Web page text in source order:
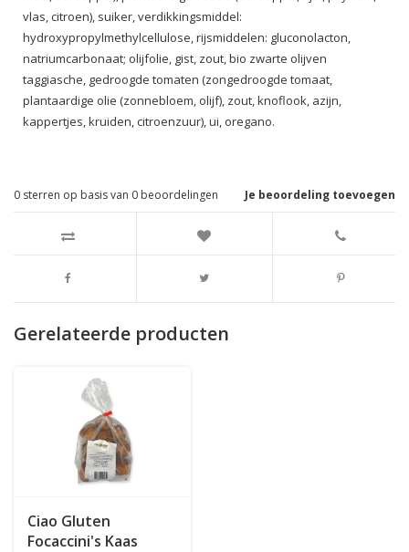
vlas, citroen), suiker, verdikkingsmiddel:
hydroxypropylmethylcellulose, rijsmiddelen: gluconolacton,
natriumcarbonaat; olijfolie, gist, zout, bio zwarte olijven
taggiasche, gedroogde tomaten (zongedroogde tomaat,
plantaardige olie (zonnebloem, olijf), zout, knoflook, azijn,
kappertjes, kruiden, citroenzuur), ui, oregano.
Je beoordeling toevoegen
0 sterren op basis van 0 beoordelingen
Gerelateerde producten
Ciao Gluten
Focaccini's Kaas